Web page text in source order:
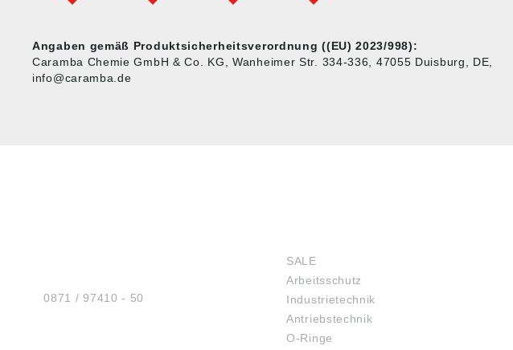
Angaben gemäß Produktsicherheitsverordnung ((EU) 2023/998):
Caramba Chemie GmbH & Co. KG, Wanheimer Str. 334-336, 47055 Duisburg, DE,
info@caramba.de
Tel.:0871 / 97410 - 50
SALE
Arbeitsschutz
Industrietechnik
Antriebstechnik
O-Ringe